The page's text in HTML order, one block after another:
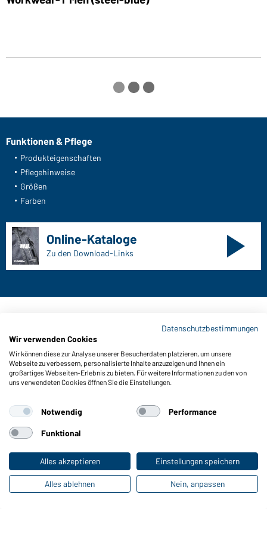
Funktionen & Pflege
Produkteigenschaften
Pflegehinweise
Größen
Farben
Online-Kataloge
Zu den Download-Links
Gustav Daiber GmbH
Vor dem Weißen Stein 25-31
D-72461 Albstadt
Zu den Katalogen
Impressum Datenschutz Cookie-Einstellungen
Datenschutzbestimmungen
Wir verwenden Cookies
Wir können diese zur Analyse unserer Besucherdaten platzieren, um unsere
Webseite zu verbessern, personalisierte Inhalte anzuzeigen und Ihnen ein
großartiges Webseiten-Erlebnis zu bieten. Für weitere Informationen zu den von
uns verwendeten Cookies öffnen Sie die Einstellungen.
Notwendig Performance
Funktional
Alles akzeptieren Einstellungen speichern
Alles ablehnen Nein, anpassen